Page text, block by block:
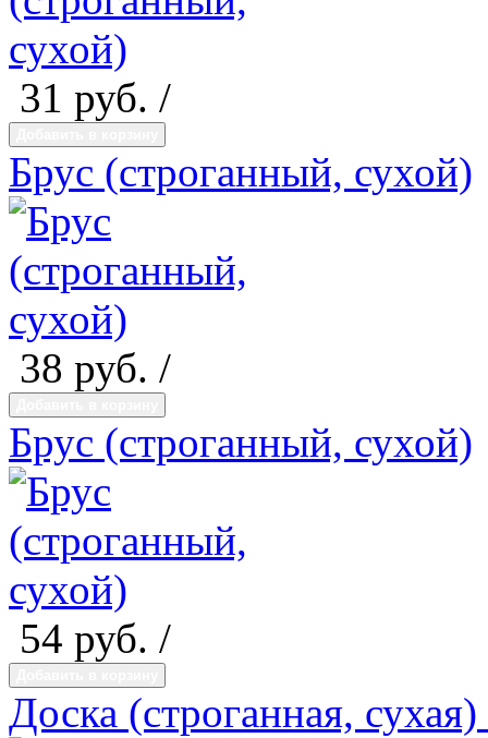
31 руб. /
Брус (строганный, сухой)
38 руб. /
Брус (строганный, сухой)
54 руб. /
Доска (строганная, сухая)